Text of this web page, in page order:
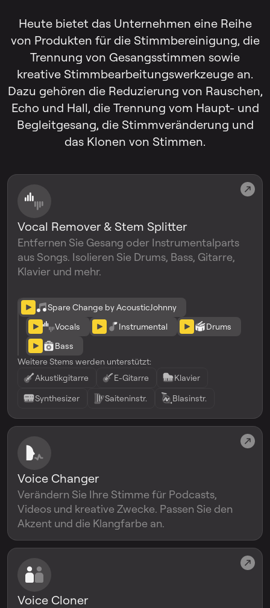
Heute bietet das Unternehmen eine Reihe
von Produkten für die Stimmbereinigung, die
Trennung von Gesangsstimmen sowie
kreative Stimmbearbeitungswerkzeuge an.
Dazu gehören die Reduzierung von Rauschen,
Echo und Hall, die Trennung vom Haupt- und
Begleitgesang, die Stimmveränderung und
das Klonen von Stimmen.
Vocal Remover & Stem Splitter
Entfernen Sie Gesang oder Instrumentalparts
aus Songs. Isolieren Sie Drums, Bass, Gitarre,
Klavier und mehr.
Spare Change by AcousticJohnny
Vocals
Instrumental
Drums
Bass
Weitere Stems werden unterstützt:
Akustikgitarre
E-Gitarre
Klavier
Synthesizer
Saiteninstr. Blasinstr.
Voice Changer
Verändern Sie Ihre Stimme für Podcasts,
Videos und kreative Zwecke. Passen Sie den
Akzent und die Klangfarbe an.
Voice Cloner